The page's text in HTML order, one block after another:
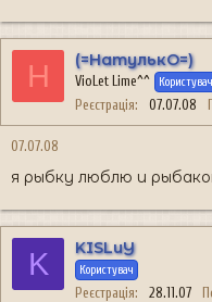
Н (=НатулькО=)
VioLet Lime^^ Користувач
Реєстрація 07.07.08
07.07.08
я рыбку люблю и
K KISLuY
Користувач
Реєстрація 28.11.07